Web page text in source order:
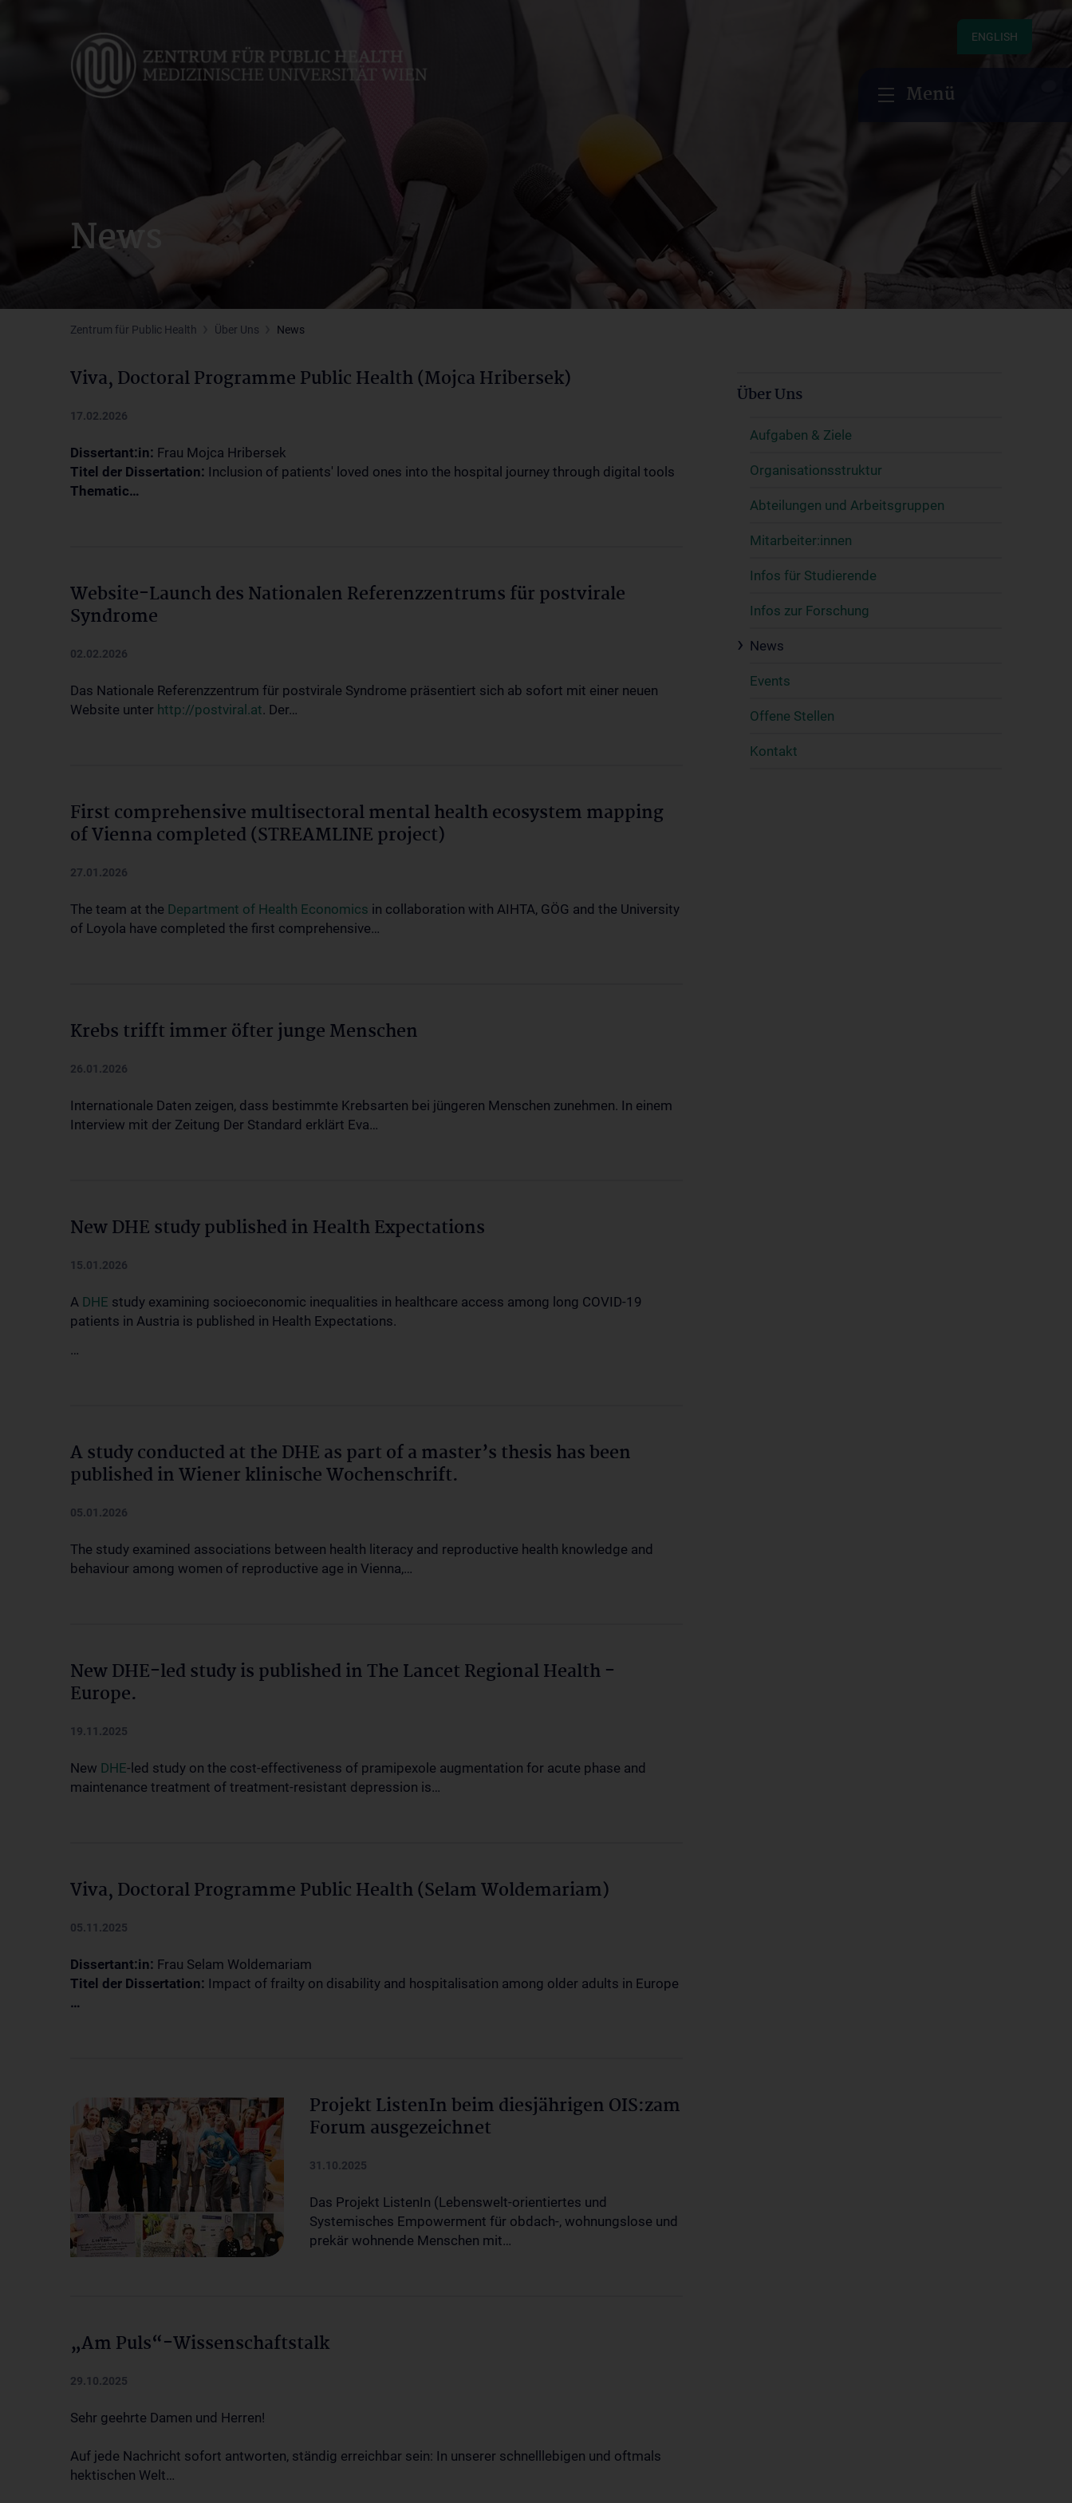
ENGLISH
Menü
News
Zentrum für Public Health Über Uns News
Viva, Doctoral Programme Public Health (Mojca Hribersek)
17.02.2026
Dissertant:in: Frau Mojca Hribersek
Titel der Dissertation: Inclusion of patients' loved ones into the hospital journey through digital tools
Thematic…
Website-Launch des Nationalen Referenzzentrums für postvirale
Syndrome
02.02.2026
Das Nationale Referenzzentrum für postvirale Syndrome präsentiert sich ab sofort mit einer neuen
Website unter http://postviral.at. Der…
First comprehensive multisectoral mental health ecosystem mapping
of Vienna completed (STREAMLINE project)
27.01.2026
The team at the Department of Health Economics in collaboration with AIHTA, GÖG and the University
of Loyola have completed the first comprehensive…
Krebs trifft immer öfter junge Menschen
26.01.2026
Internationale Daten zeigen, dass bestimmte Krebsarten bei jüngeren Menschen zunehmen. In einem
Interview mit der Zeitung Der Standard erklärt Eva…
New DHE study published in Health Expectations
15.01.2026
A DHE study examining socioeconomic inequalities in healthcare access among long COVID-19
patients in Austria is published in Health Expectations.
…
A study conducted at the DHE as part of a master’s thesis has been
published in Wiener klinische Wochenschrift.
05.01.2026
The study examined associations between health literacy and reproductive health knowledge and
behaviour among women of reproductive age in Vienna,…
New DHE-led study is published in The Lancet Regional Health -
Europe.
19.11.2025
New DHE-led study on the cost-effectiveness of pramipexole augmentation for acute phase and
maintenance treatment of treatment-resistant depression is…
Viva, Doctoral Programme Public Health (Selam Woldemariam)
05.11.2025
Dissertant:in: Frau Selam Woldemariam
Titel der Dissertation: Impact of frailty on disability and hospitalisation among older adults in Europe
…
Projekt ListenIn beim diesjährigen OIS:zam
Forum ausgezeichnet
31.10.2025
Das Projekt ListenIn (Lebenswelt-orientiertes und
Systemisches Empowerment für obdach-, wohnungslose und
prekär wohnende Menschen mit…
„Am Puls“-Wissenschaftstalk
29.10.2025
Sehr geehrte Damen und Herren!
Auf jede Nachricht sofort antworten, ständig erreichbar sein: In unserer schnelllebigen und oftmals
hektischen Welt…
Über Uns
Aufgaben & Ziele
Organisationsstruktur
Abteilungen und Arbeitsgruppen
Mitarbeiter:innen
Infos für Studierende
Infos zur Forschung
News
Events
Offene Stellen
Kontakt